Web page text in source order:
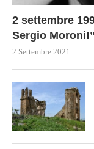
2 settembre
Sergio Moroni!”
2 Settembre 2021